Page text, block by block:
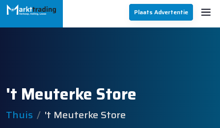
Plaats Advertentie
't Meuterke Store
Thuis 't Meuterke Store